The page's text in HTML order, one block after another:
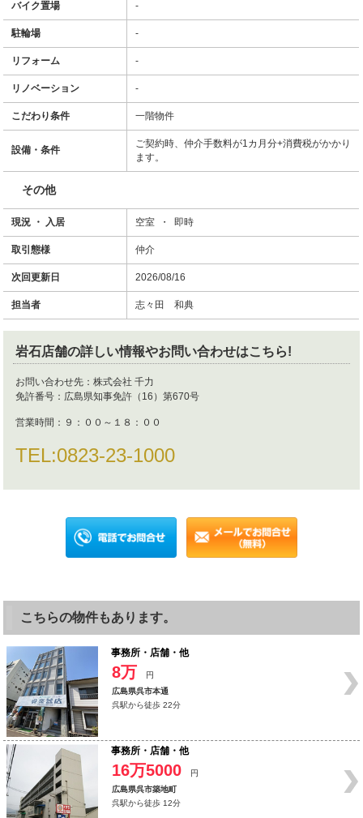
バイク置場 -
駐輪場 -
リフォーム -
リノベーション -
こだわり条件 一階物件
設備・条件
ご契約時、仲介手数料が1カ月分+消費税がかかり
ます。
その他
現況 ・ 入居 空室 ・ 即時
取引態様 仲介
次回更新日 2026/08/16
担当者 志々田 和典
岩石店舗の詳しい情報やお問い合わせはこちら!
お問い合わせ先： 株式会社 千力
免許番号： 広島県知事免許（16）第670号
営業時間： ９：００～１８：００
TEL:0823-23-1000
こちらの物件もあります。
事務所・店舗・他
8万
円
広島県呉市本通
呉駅から徒歩 22分
事務所・店舗・他
16万5000
円
広島県呉市築地町
呉駅から徒歩 12分